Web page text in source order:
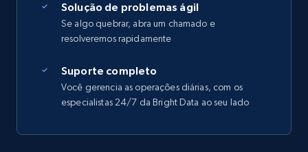
Solução de problemas ágil
Se algo quebrar, abra um chamado e
resolveremos rapidamente
Suporte completo
Você gerencia as operações diárias, com os
especialistas 24/7 da Bright Data ao seu lado